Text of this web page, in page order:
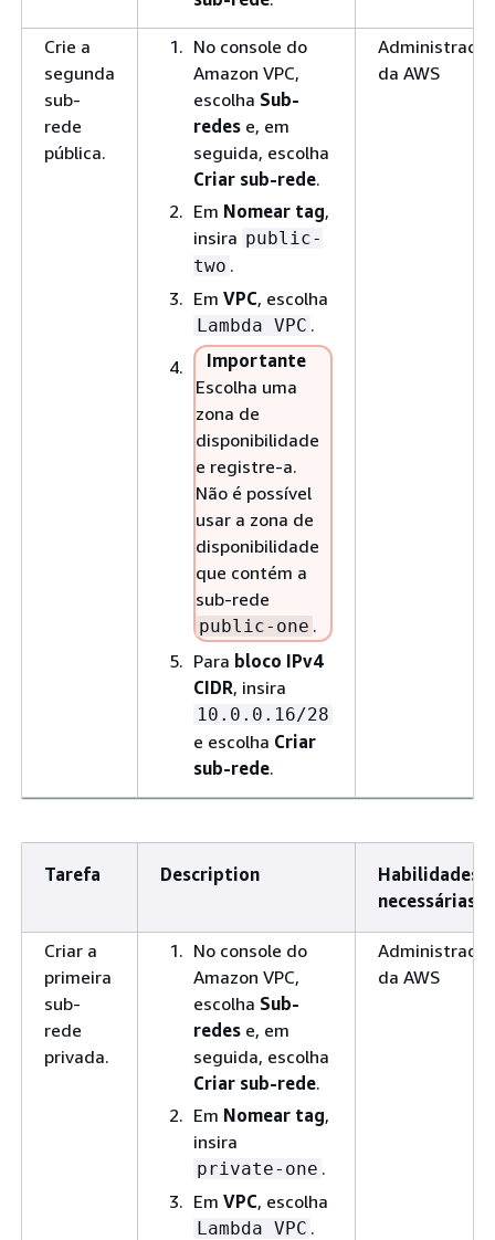
Crie a
segunda
sub-
rede
pública.
No console do
Amazon VPC,
escolha Sub-
redes e, em
seguida, escolha
Criar sub-rede.
Em Nomear tag,
insira public-
two .
Em VPC, escolha
Lambda VPC .
Importante
Escolha uma
zona de
disponibilidade
e registre-a.
Não é possível
usar a zona de
disponibilidade
que contém a
sub-rede
public-one .
Para bloco IPv4
CIDR, insira
10.0.0.16/28
e escolha Criar
sub-rede.
Administrador
da AWS
Tarefa Description
Habilidades
necessárias
Criar a
primeira
sub-
rede
privada.
No console do
Amazon VPC,
escolha Sub-
redes e, em
seguida, escolha
Criar sub-rede.
Em Nomear tag,
insira
private-one .
Em VPC, escolha
Lambda VPC .
Administrador
da AWS